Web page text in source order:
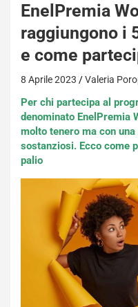
EnelPremia
raggiungono i
e come
8 Aprile 2023 Valeria
Per chi partecipa al
denominato EnelPremia
molto tenero ma con
sostanziosi. Ecco come
palio